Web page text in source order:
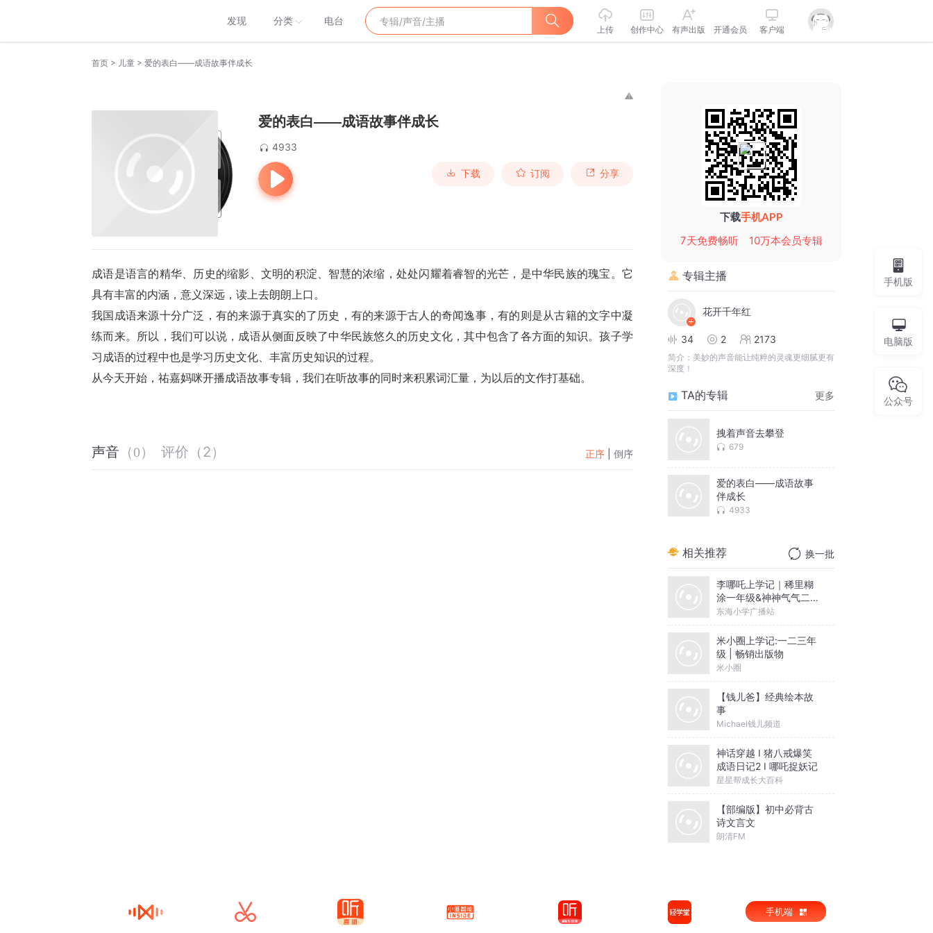
发现 分类 电台
上传 创作中心 有声出版 开通会员 客户端
首页 > 儿童 > 爱的表白——成语故事伴成长
爱的表白——成语故事伴成长
4933
下载 订阅 分享
成语是语言的精华、历史的缩影、文明的积淀、智慧的浓缩，处处闪耀着睿智的光芒，是中华民族的瑰宝。它
具有丰富的内涵，意义深远，读上去朗朗上口。
我国成语来源十分广泛，有的来源于真实的了历史，有的来源于古人的奇闻逸事，有的则是从古籍的文字中凝
练而来。所以，我们可以说，成语从侧面反映了中华民族悠久的历史文化，其中包含了各方面的知识。孩子学
习成语的过程中也是学习历史文化、丰富历史知识的过程。
从今天开始，祐嘉妈咪开播成语故事专辑，我们在听故事的同时来积累词汇量，为以后的文作打基础。
声音 （0） 评价 （2） 正序 倒序
下载手机APP
7天免费畅听
10万本会员专辑
专辑主播
花开千年红
34 2 2173
简介： 美妙的声音能让纯粹的灵魂更细腻更有
深度！
TA的专辑 更多
拽着声音去攀登
679
爱的表白——成语故事
伴成长
4933
相关推荐 换一批
李哪吒上学记｜稀里糊
涂一年级&神神气气二年
级
东海小学广播站
米小圈上学记:一二三年
级 | 畅销出版物
米小圈
【钱儿爸】经典绘本故
事
Michael钱儿频道
神话穿越 I 猪八戒爆笑
成语日记2 I 哪吒捉妖记
星星帮成长大百科
【部编版】初中必背古
诗文言文
朗清FM
手机版
电脑版
公众号
手机端